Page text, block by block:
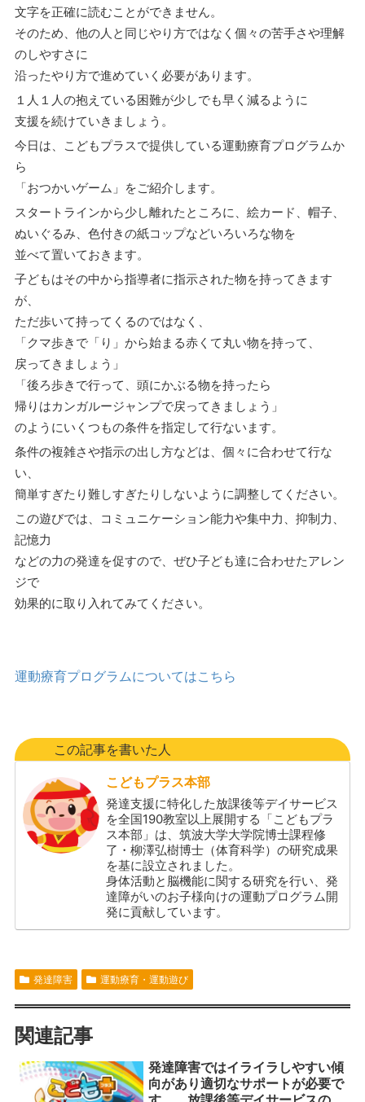
文字を正確に読むことができません。
そのため、他の人と同じやり方ではなく個々の苦手さや理解
のしやすさに
沿ったやり方で進めていく必要があります。
１人１人の抱えている困難が少しでも早く減るように
支援を続けていきましょう。
今日は、こどもプラスで提供している運動療育プログラムか
ら
「おつかいゲーム」をご紹介します。
スタートラインから少し離れたところに、絵カード、帽子、
ぬいぐるみ、色付きの紙コップなどいろいろな物を
並べて置いておきます。
子どもはその中から指導者に指示された物を持ってきます
が、
ただ歩いて持ってくるのではなく、
「クマ歩きで「り」から始まる赤くて丸い物を持って、
戻ってきましょう」
「後ろ歩きで行って、頭にかぶる物を持ったら
帰りはカンガルージャンプで戻ってきましょう」
のようにいくつもの条件を指定して行ないます。
条件の複雑さや指示の出し方などは、個々に合わせて行な
い、
簡単すぎたり難しすぎたりしないように調整してください。
この遊びでは、コミュニケーション能力や集中力、抑制力、
記憶力
などの力の発達を促すので、ぜひ子ども達に合わせたアレン
ジで
効果的に取り入れてみてください。
運動療育プログラムについてはこちら
この記事を書いた人
こどもプラス本部
発達支援に特化した放課後等デイサービス
を全国190教室以上展開する「こどもプラ
ス本部」は、筑波大学大学院博士課程修
了・柳澤弘樹博士（体育科学）の研究成果
を基に設立されました。
身体活動と脳機能に関する研究を行い、発
達障がいのお子様向けの運動プログラム開
発に貢献しています。
発達障害 運動療育・運動遊び
関連記事
発達障害ではイライラしやすい傾
向があり適切なサポートが必要で